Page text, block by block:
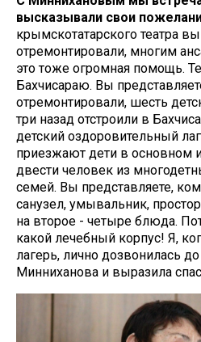
высказывали свои
крымскотатарского театра
отремонтировали, многим
это тоже огромная помощь.
Бахчисараю. Вы
отремонтировали, шесть
три назад отстроили в
детский оздоровительный
приезжают дети в основном
двести человек из
семей. Вы представляете,
санузел, умывальник,
на второе - четыре блюда.
какой лечебный корпус! Я,
лагерь, лично дозвонилась
Минниханова и выразила